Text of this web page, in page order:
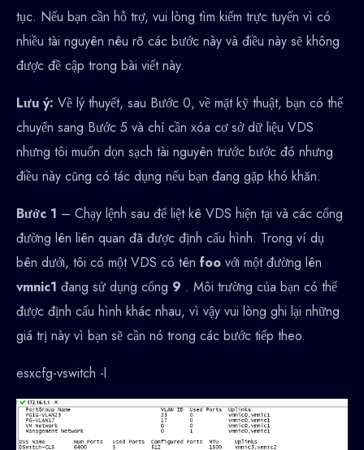
tục. Nếu bạn cần hỗ trợ, vui lòng tìm kiếm trực tuyến vì có
nhiều tài nguyên nêu rõ các bước này và điều này sẽ không
được đề cập trong bài viết này.
Lưu ý: Về lý thuyết, sau Bước 0, về mặt kỹ thuật, bạn có thể
chuyển sang Bước 5 và chỉ cần xóa cơ sở dữ liệu VDS
nhưng tôi muốn dọn sạch tài nguyên trước bước đó nhưng
điều này cũng có tác dụng nếu bạn đang gặp khó khăn.
Bước 1 – Chạy lệnh sau để liệt kê VDS hiện tại và các cổng
đường lên liên quan đã được định cấu hình. Trong ví dụ
bên dưới, tôi có một VDS có tên foo với một đường lên
vmnic1 đang sử dụng cổng 9 . Môi trường của bạn có thể
được định cấu hình khác nhau, vì vậy vui lòng ghi lại những
giá trị này vì bạn sẽ cần nó trong các bước tiếp theo.
esxcfg-vswitch -l